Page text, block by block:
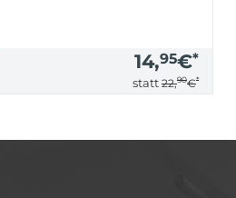
14,95€*
statt 22,90€*